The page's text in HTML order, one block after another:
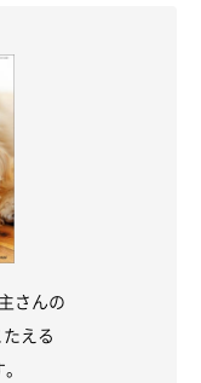
だ成長段階だと思い
を送れるように寄り
けたらと思っていま
深まった信頼関係
日が手探りで試行錯誤の
た今はさまざまな成長を
さんの
える